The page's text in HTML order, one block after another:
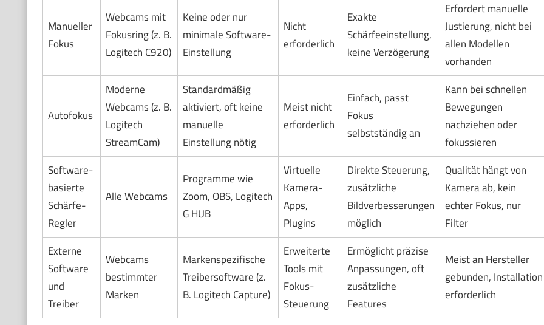
Manueller
Fokus
Webcams mit
Fokusring (z. B.
Logitech C920)
Keine oder nur
minimale Software-
Einstellung
Nicht
erforderlich
Exakte
Schärfeeinstellung,
keine Verzögerung
Erfordert manuelle
Justierung, nicht bei
allen Modellen
vorhanden
Autofokus
Moderne
Webcams (z. B.
Logitech
StreamCam)
Standardmäßig
aktiviert, oft keine
manuelle
Einstellung nötig
Meist nicht
erforderlich
Einfach, passt
Fokus
selbstständig an
Kann bei schnellen
Bewegungen
nachziehen oder
fokussieren
Software-
basierte
Schärfe-
Regler
Alle Webcams
Programme wie
Zoom, OBS, Logitech
G HUB
Virtuelle
Kamera-
Apps,
Plugins
Direkte Steuerung,
zusätzliche
Bildverbesserungen
möglich
Qualität hängt von
Kamera ab, kein
echter Fokus, nur
Filter
Externe
Software
und
Treiber
Webcams
bestimmter
Marken
Markenspezifische
Treibersoftware (z.
B. Logitech Capture)
Erweiterte
Tools mit
Fokus-
Steuerung
Ermöglicht präzise
Anpassungen, oft
zusätzliche
Features
Meist an Hersteller
gebunden, Installation
erforderlich